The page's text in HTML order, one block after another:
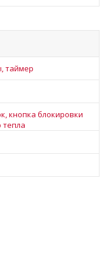
таймер
кнопка блокировки
тепла